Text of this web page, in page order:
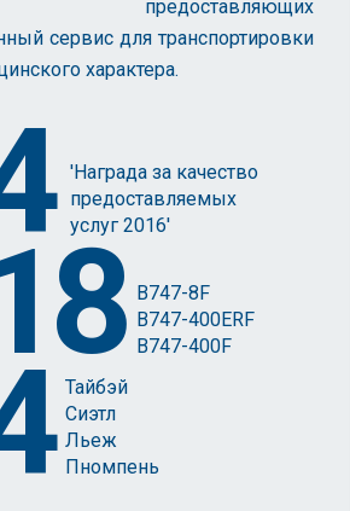
предоставляющих
сервис для транспортировки
характера.
'Награда за качество
предоставляемых
услуг 2016'
B747-8F
B747-400ERF
B747-400F
Тайбэй
Сиэтл
Льеж
Пномпень